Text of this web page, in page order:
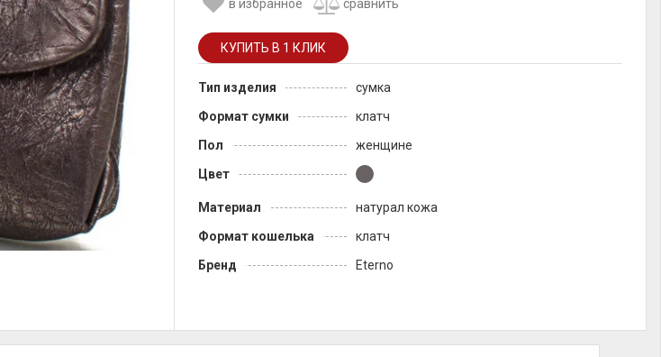
в избранное сравнить
Тип изделия
сумка
Формат сумки
клатч
Пол
женщине
Цвет
Материал
натурал кожа
Формат кошелька
клатч
Бренд
Eterno